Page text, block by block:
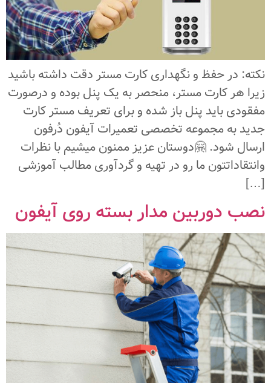
نکته: در حفظ و نگهداری کارت مستر دقت داشته باشید
زیرا هر کارت مستر، منحصر به یک پنل بوده و درصورت
مفقودی باید پنل باز شده و برای تعریف مستر کارت
جدید به مجموعه تخصصی تعمیرات آیفون دُرفون
ارسال شود. 🤗دوستان عزیز ممنون میشیم با نظرات
وانتقاداتتون ما رو در تهیه و گردآوری مطالب آموزشی
[…]
نصب دوربین مدار بسته روی آیفون